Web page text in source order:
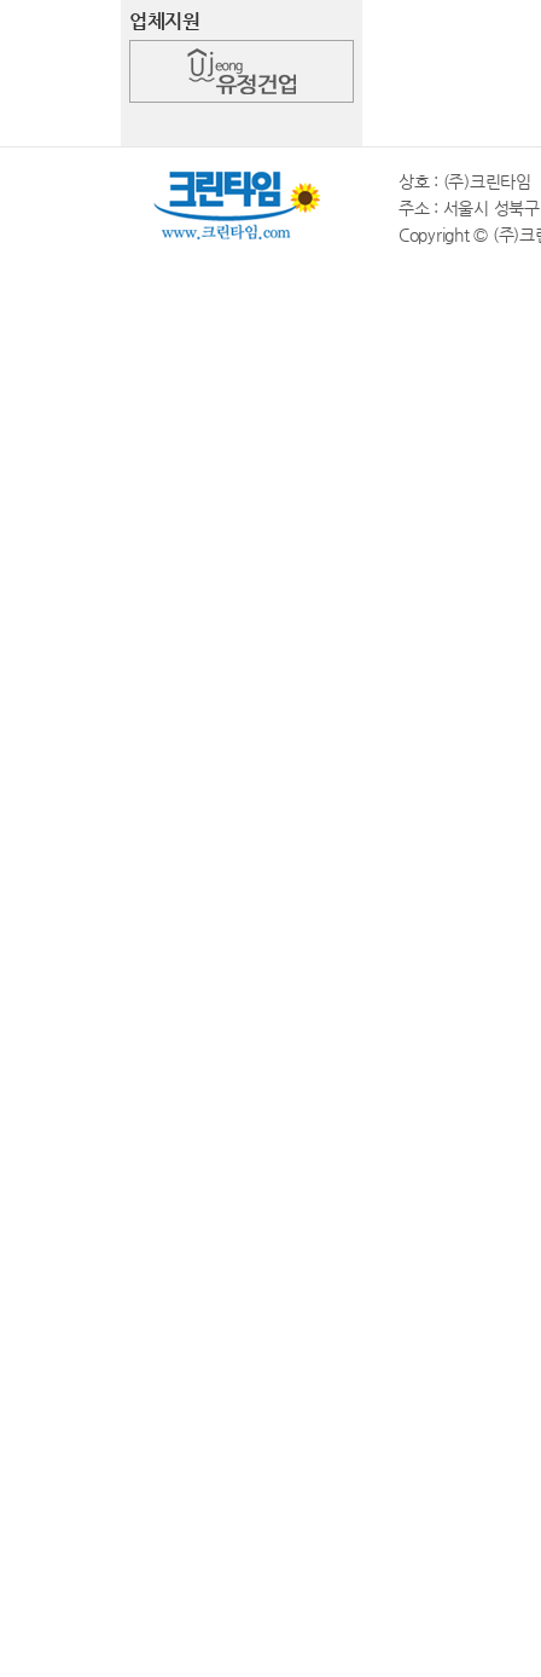
업체지원
상호 : (주)크린타
주소 : 서울시 성북
Copyright © (주)크